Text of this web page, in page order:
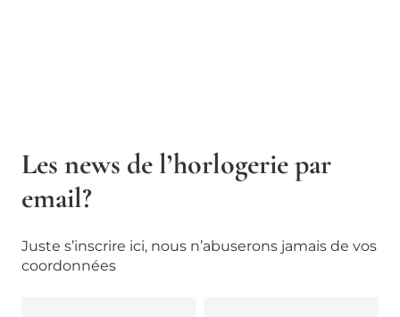
Les news de l’horlogerie par
email?
Juste s’inscrire ici, nous n’abuserons jamais de vos
coordonnées